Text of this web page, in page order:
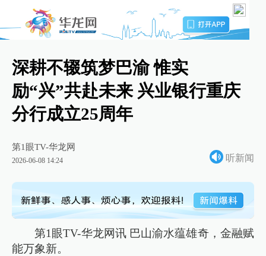
深耕不辍筑梦巴渝 惟实
励“兴”共赴未来 兴业银行重庆
分行成立25周年
第1眼TV-华龙网
2026-06-08 14:24 听新闻
第1眼TV-华龙网讯 巴山渝水蕴雄奇，金融赋
能万象新。